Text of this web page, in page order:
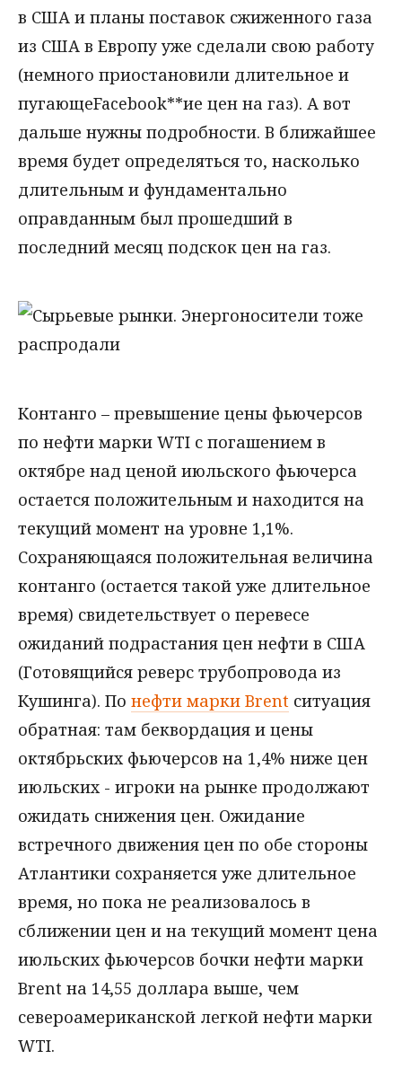
в США и планы поставок сжиженного газа
из США в Европу уже сделали свою работу
(немного приостановили длительное и
пугающеFacebook**ие цен на газ). А вот
дальше нужны подробности. В ближайшее
время будет определяться то, насколько
длительным и фундаментально
оправданным был прошедший в
последний месяц подскок цен на газ.
Контанго – превышение цены фьючерсов
по нефти марки WTI с погашением в
октябре над ценой июльского фьючерса
остается положительным и находится на
текущий момент на уровне 1,1%.
Сохраняющаяся положительная величина
контанго (остается такой уже длительное
время) свидетельствует о перевесе
ожиданий подрастания цен нефти в США
(Готовящийся реверс трубопровода из
Кушинга). По нефти марки Brent ситуация
обратная: там беквордация и цены
октябрьских фьючерсов на 1,4% ниже цен
июльских - игроки на рынке продолжают
ожидать снижения цен. Ожидание
встречного движения цен по обе стороны
Атлантики сохраняется уже длительное
время, но пока не реализовалось в
сближении цен и на текущий момент цена
июльских фьючерсов бочки нефти марки
Brent на 14,55 доллара выше, чем
североамериканской легкой нефти марки
WTI.